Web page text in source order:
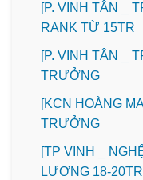
[P. VINH TÂN _
RANK TỪ 15TR
[P. VINH TÂN _
TRƯỞNG
️[KCN HOÀNG
TRƯỞNG
[TP VINH _
LƯƠNG 18-20TR